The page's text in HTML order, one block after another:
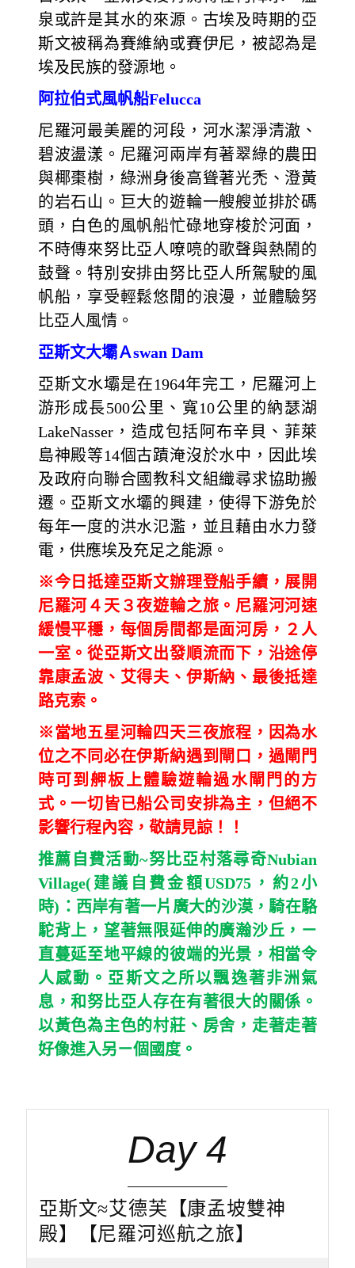
泉或許是其水的來源。古埃及時期的亞
斯文被稱為賽維納或賽伊尼，被認為是
埃及民族的發源地。
阿拉伯式風帆船Felucca
尼羅河最美麗的河段，河水潔淨清澈、
碧波盪漾。尼羅河兩岸有著翠綠的農田
與椰棗樹，綠洲身後高聳著光禿、澄黃
的岩石山。巨大的遊輪一艘艘並排於碼
頭，白色的風帆船忙碌地穿梭於河面，
不時傳來努比亞人嘹喨的歌聲與熱鬧的
鼓聲。特別安排由努比亞人所駕駛的風
帆船，享受輕鬆悠閒的浪漫，並體驗努
比亞人風情。
亞斯文大壩Ａswan Dam
亞斯文水壩是在1964年完工，尼羅河上
游形成長500公里、寬10公里的納瑟湖
LakeNasser，造成包括阿布辛貝、菲萊
島神殿等14個古蹟淹沒於水中，因此埃
及政府向聯合國教科文組織尋求協助搬
遷。亞斯文水壩的興建，使得下游免於
每年一度的洪水氾濫，並且藉由水力發
電，供應埃及充足之能源。
※今日抵達亞斯文辦理登船手續，展開
尼羅河４天３夜遊輪之旅。尼羅河河速
緩慢平穩，每個房間都是面河房，２人
一室。從亞斯文出發順流而下，沿途停
靠康孟波、艾得夫、伊斯納、最後抵達
路克索。
※當地五星河輪四天三夜旅程，因為水
位之不同必在伊斯納遇到閘口，過閘門
時可到舺板上體驗遊輪過水閘門的方
式。一切皆已船公司安排為主，但絕不
影響行程內容，敬請見諒！！
推薦自費活動~努比亞村落尋奇Nubian
Village( 建議自費金額USD75，約2小
時) ：西岸有著一片廣大的沙漠，騎在駱
駝背上，望著無限延伸的廣瀚沙丘，ㄧ
直蔓延至地平線的彼端的光景，相當令
人感動。亞斯文之所以飄逸著非洲氣
息，和努比亞人存在有著很大的關係。
以黃色為主色的村莊、房舍，走著走著
好像進入另ㄧ個國度。
Day 4
亞斯文≈艾德芙【康孟坡雙神
殿】【尼羅河巡航之旅】